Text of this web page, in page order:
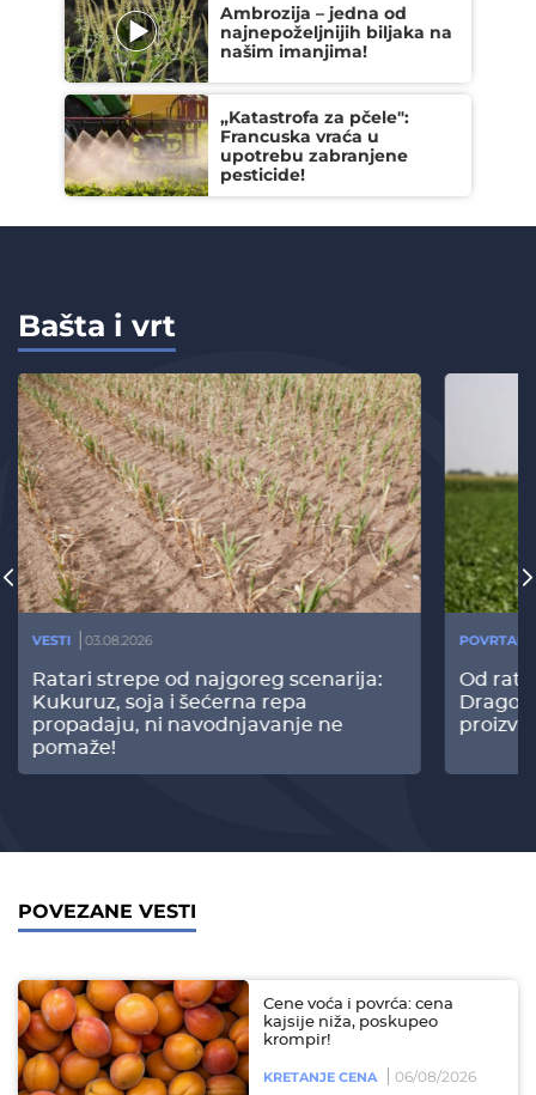
Ambrozija – jedna od
najnepoželjnijih biljaka na
našim imanjima!
„Katastrofa za pčele":
Francuska vraća u
upotrebu zabranjene
pesticide!
Bašta i vrt
VESTI 03.08.2026
Ratari strepe od najgoreg scenarija:
Kukuruz, soja i šećerna repa
propadaju, ni navodnjavanje ne
pomaže!
Od
POVEZANE VESTI
Cene voća i povrća: cena
kajsije niža, poskupeo
krompir!
KRETANJE CENA 06/08/2026